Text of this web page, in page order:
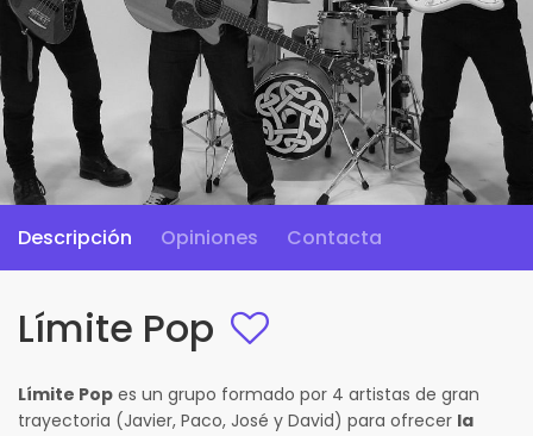
Descripción Opiniones Contacta
Límite Pop
Límite Pop es un grupo formado por 4 artistas de gran
trayectoria (Javier, Paco, José y David) para ofrecer la